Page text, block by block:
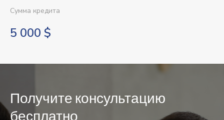
Сумма кредита
5 000 $
Получите консультацию
бесплатно